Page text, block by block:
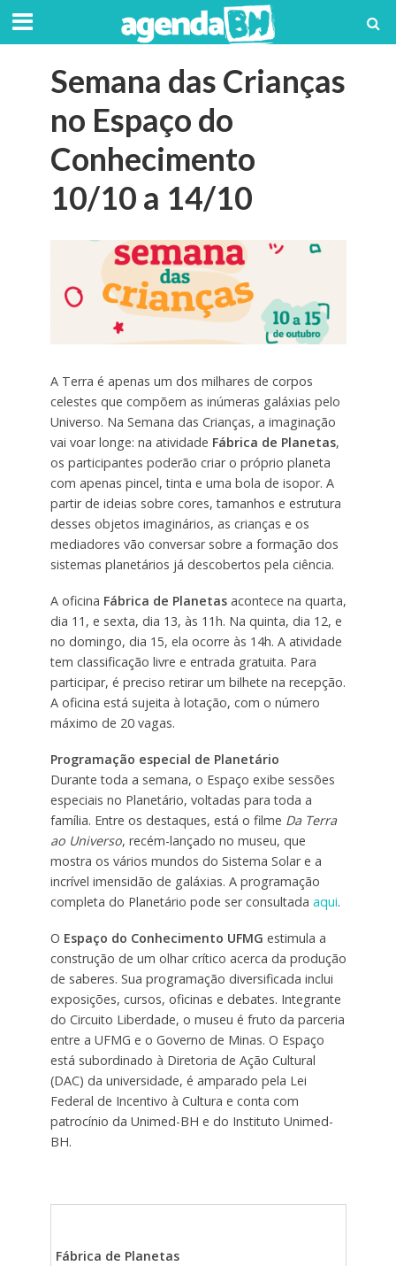
Semana das Crianças
no Espaço do
Conhecimento
10/10 a 14/10
A Terra é apenas um dos milhares de corpos
celestes que compõem as inúmeras galáxias pelo
Universo. Na Semana das Crianças, a imaginação
vai voar longe: na atividade Fábrica de Planetas,
os participantes poderão criar o próprio planeta
com apenas pincel, tinta e uma bola de isopor. A
partir de ideias sobre cores, tamanhos e estrutura
desses objetos imaginários, as crianças e os
mediadores vão conversar sobre a formação dos
sistemas planetários já descobertos pela ciência.
A oficina Fábrica de Planetasacontece na quarta,
dia 11, e sexta, dia 13, às 11h. Na quinta, dia 12, e
no domingo, dia 15, ela ocorre às 14h. A atividade
tem classificação livre e entrada gratuita. Para
participar, é preciso retirar um bilhete na recepção.
A oficina está sujeita à lotação, com o número
máximo de 20 vagas.
Programação especial de Planetário
Durante toda a semana, o Espaço exibe sessões
especiais no Planetário, voltadas para toda a
família. Entre os destaques, está o filme Da Terra
ao Universo, recém-lançado no museu, que
mostra os vários mundos do Sistema Solar e a
incrível imensidão de galáxias. A programação
completa do Planetário pode ser consultada aqui.
O Espaço do Conhecimento UFMG estimula a
construção de um olhar crítico acerca da produção
de saberes. Sua programação diversificada inclui
exposições, cursos, oficinas e debates. Integrante
do Circuito Liberdade, o museu é fruto da parceria
entre a UFMG e o Governo de Minas. O Espaço
está subordinado à Diretoria de Ação Cultural
(DAC) da universidade, é amparado pela Lei
Federal de Incentivo à Cultura e conta com
patrocínio da Unimed-BH e do Instituto Unimed-
BH.
Fábrica de Planetas